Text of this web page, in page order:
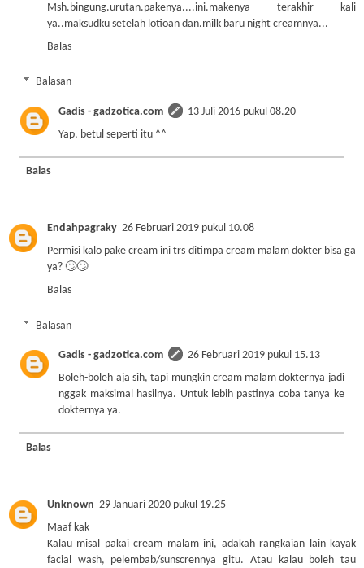
Msh.bingung.urutan.pakenya....ini.makenya terakhir kali
ya..maksudku setelah lotioan dan.milk baru night creamnya...
Balas
Balasan
Gadis - gadzotica.com
13 Juli 2016 pukul 08.20
Yap, betul seperti itu ^^
Balas
Endahpagraky 26 Februari 2019 pukul 10.08
Permisi kalo pake cream ini trs ditimpa cream malam dokter bisa ga
ya? 🙄🙄
Balas
Balasan
Gadis - gadzotica.com
26 Februari 2019 pukul 15.13
Boleh-boleh aja sih, tapi mungkin cream malam dokternya jadi
nggak maksimal hasilnya. Untuk lebih pastinya coba tanya ke
dokternya ya.
Balas
Unknown 29 Januari 2020 pukul 19.25
Maaf kak
Kalau misal pakai cream malam ini, adakah rangkaian lain kayak
facial wash, pelembab/sunscrennya gitu. Atau kalau boleh tau